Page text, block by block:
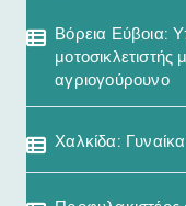
Βόρεια Εύβοια:
αγριογούρουνο
Χαλκίδα: